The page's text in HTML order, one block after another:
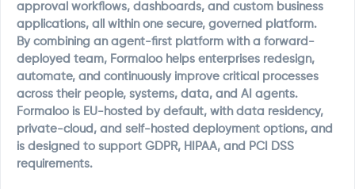
approval workflows, dashboards, and custom business
applications, all within one secure, governed platform.
By combining an agent-first platform with a forward-
deployed team, Formaloo helps enterprises redesign,
automate, and continuously improve critical processes
across their people, systems, data, and AI agents.
Formaloo is EU-hosted by default, with data residency,
private-cloud, and self-hosted deployment options, and
is designed to support GDPR, HIPAA, and PCI DSS
requirements.